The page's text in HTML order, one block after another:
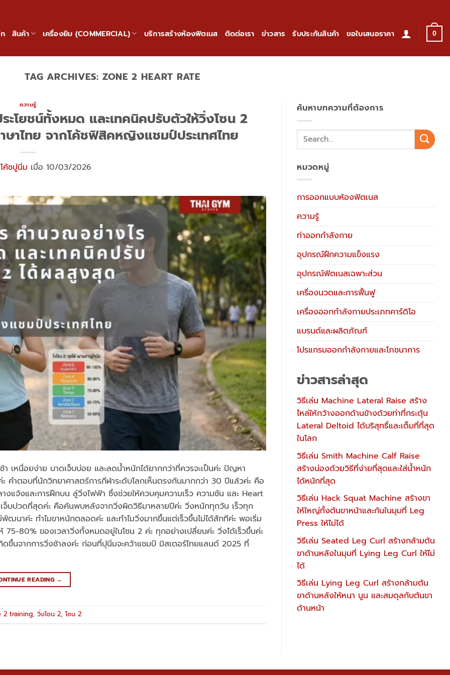
สินค้า เครื่องยิม (COMMERCIAL) บริการสร้างห้องฟิตเนส ติดต่อเรา ข่าวสาร รับประกันสินค้า ขอใบเสนอราคา 0
TAG ARCHIVES: ZONE 2 HEART RATE
ความรู้
ะโยชน์ทั้งหมด และเทคนิคปรับตัวให้วิ่งโซน 2
าไทย จากโค้ชฟิสิคหญิงแชมป์ประเทศไทย
โค้ชปูนิ่ม เมื่อ 10/03/2026
เหนื่อยง่าย บาดเจ็บบ่อย และลดน้ำหนักได้ยากกว่าที่ควรจะเป็นค่ะ ปัญหา
คำตอบที่นักวิทยาศาสตร์การกีฬาระดับโลกเห็นตรงกันมากกว่า 30 ปีแล้วค่ะ คือ
แจ้งและการฝึกบน ลู่วิ่งไฟฟ้า ซึ่งช่วยให้ควบคุมความเร็ว ความชัน และ Heart
จ็บปวดที่สุดค่ะ คือค้นพบหลังจากวิ่งผิดวิธีมาหลายปีค่ะ วิ่งหนักทุกวัน เร็วทุก
นาค่ะ ทำไมขาหนักตลอดค่ะ และทำไมวิ่งมากขึ้นแต่เร็วขึ้นไม่ได้สักทีค่ะ พอเริ่ม
80% ของเวลาวิ่งทั้งหมดอยู่ในโซน 2 ค่ะ ทุกอย่างเปลี่ยนค่ะ วิ่งได้เร็วขึ้นค่ะ
ขึ้นจากการวิ่งช้าลงค่ะ ก่อนที่ปุนิ่มจะคว้าแชมป์ มิสเตอร์ไทยแลนด์ 2025 ที่
READING →
2 training, วิ่งโซน 2, โซน 2
ค้นหาบทความที่ต้องการ
หมวดหมู่
การออกแบบห้องฟิตเนส
ความรู้
ท่าออกกำลังกาย
อุปกรณ์ฝึกความแข็งแรง
อุปกรณ์ฟิตเนสเฉพาะส่วน
เครื่องนวดและการฟื้นฟู
เครื่องออกกำลังกายประเภทคาร์ดิโอ
แบรนด์และผลิตภัณฑ์
โปรแกรมออกกำลังกายและโภชนาการ
ข่าวสารล่าสุด
วิธีเล่น Machine Lateral Raise สร้าง
ไหล่ให้กว้างออกด้านข้างด้วยท่าที่กระตุ้น
Lateral Deltoid ได้บริสุทธิ์และเต็มที่ที่สุด
ในโลก
วิธีเล่น Smith Machine Calf Raise
สร้างน่องด้วยวิธีที่ง่ายที่สุดและใส่น้ำหนัก
ได้หนักที่สุด
วิธีเล่น Hack Squat Machine สร้างขา
ให้ใหญ่ทั้งต้นขาหน้าและก้นในมุมที่ Leg
Press ให้ไม่ได้
วิธีเล่น Seated Leg Curl สร้างกล้ามต้น
ขาด้านหลังในมุมที่ Lying Leg Curl ให้ไม่
ได้
วิธีเล่น Lying Leg Curl สร้างกล้ามต้น
ขาด้านหลังให้หนา นูน และสมดุลกับต้นขา
ด้านหน้า